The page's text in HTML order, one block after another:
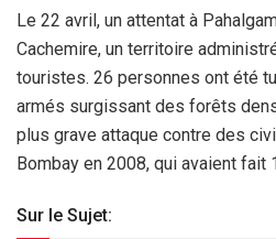
Le 22 avril, un attentat à
Cachemire, un territoire
touristes. 26 personnes ont été
armés surgissant des forêts
plus grave attaque contre des
Bombay en 2008, qui avaient fait
Sur le Sujet: